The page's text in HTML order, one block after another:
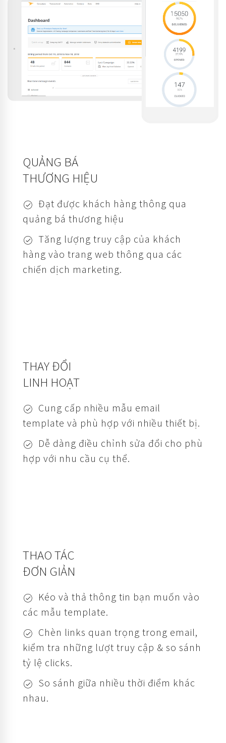
QUẢNG BÁ
THƯƠNG HIỆU
Đạt được khách hàng thông qua
quảng bá thương hiệu
Tăng lượng truy cập của khách
hàng vào trang web thông qua các
chiến dịch marketing.
THAY ĐỔI
LINH HOẠT
Cung cấp nhiều mẫu email
template và phù hợp với nhiều thiết bị.
Dễ dàng điều chỉnh sửa đổi cho phù
hợp với nhu cầu cụ thể.
THAO TÁC
ĐƠN GIẢN
Kéo và thả thông tin bạn muốn vào
các mẫu template.
Chèn links quan trọng trong email,
kiểm tra những lượt truy cập & so sánh
tỷ lệ clicks.
So sánh giữa nhiều thời điểm khác
nhau.